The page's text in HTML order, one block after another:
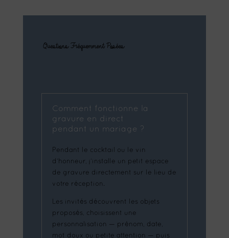
Questions Fréquemment Posées
Comment fonctionne la
gravure en direct
pendant un mariage ?
Pendant le cocktail ou le vin
d’honneur, j’installe un petit espace
de gravure directement sur le lieu de
votre réception.
Les invités découvrent les objets
proposés, choisissent une
personnalisation — prénom, date,
mot doux ou petite attention — puis